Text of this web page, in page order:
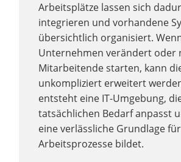
Arbeitsplätze lassen sich
integrieren und vorhandene
übersichtlich organisiert.
Unternehmen verändert oder
Mitarbeitende starten, kann
unkompliziert erweitert
entsteht eine IT-Umgebung,
tatsächlichen Bedarf anpasst
eine verlässliche Grundlage
Arbeitsprozesse bildet.